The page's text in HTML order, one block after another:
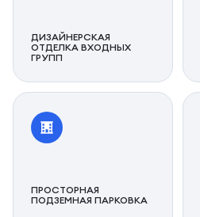
ДИЗАЙНЕРСКАЯ
ОТДЕЛКА ВХОДНЫХ
ГРУПП
ПРОСТОРНАЯ
ПОДЗЕМНАЯ ПАРКОВКА